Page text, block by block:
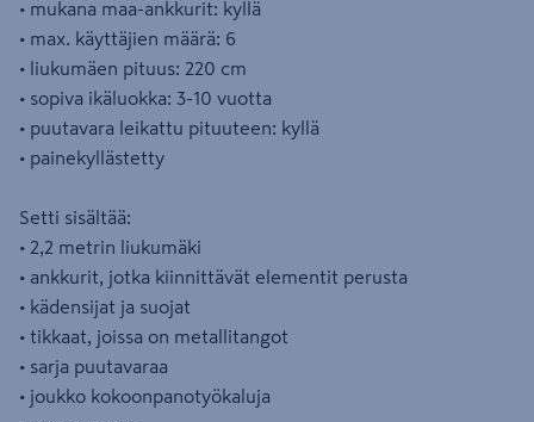
• mukana maa-ankkurit: kyllä
• max. käyttäjien määrä: 6
• liukumäen pituus: 220 cm
• sopiva ikäluokka: 3-10 vuotta
• puutavara leikattu pituuteen: kyllä
• painekyllästetty
Setti sisältää:
• 2,2 metrin liukumäki
• ankkurit, jotka kiinnittävät elementit perusta
• kädensijat ja suojat
• tikkaat, joissa on metallitangot
• sarja puutavaraa
• joukko kokoonpanotyökaluja